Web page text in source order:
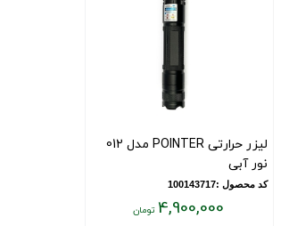
لیزر حرارتی POINTER مدل 012
نور آبی
کد محصول :100143717
4,900,000